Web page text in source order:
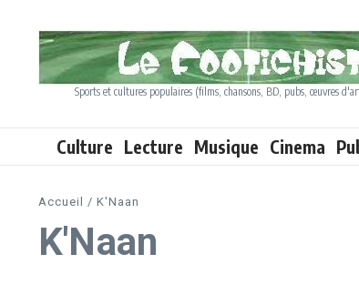
Sports et cultures populaires (films, chansons, BD, pubs, œuvres
Culture Lecture Musique Cinema
Accueil / K'Naan
K'Naan